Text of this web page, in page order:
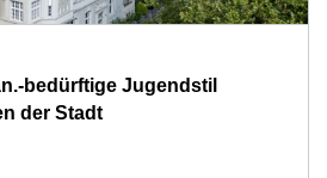
bedürftige Jugendstil
der Stadt